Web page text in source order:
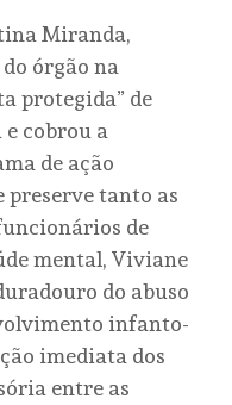
Miranda,
órgão na
protegida” de
cobrou a
de ação
tanto as
de
mental, Viviane
do abuso
infanto-
imediata dos
entre as